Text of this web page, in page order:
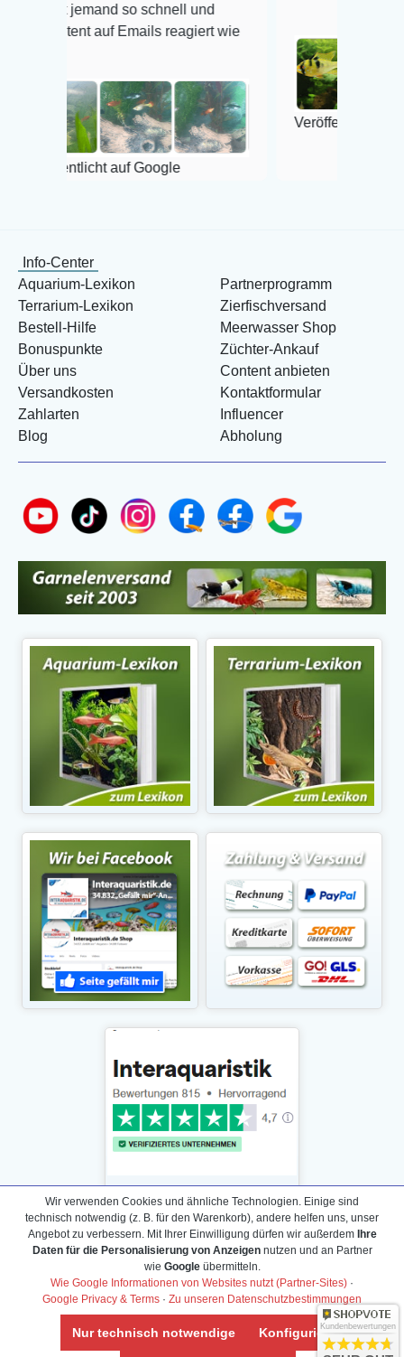
so schnell und
auf Emails reagiert wie
auf Google
Veröffentlicht auf Google
Info-Center
Aquarium-Lexikon
Terrarium-Lexikon
Bestell-Hilfe
Bonuspunkte
Über uns
Versandkosten
Zahlarten
Blog
Partnerprogramm
Zierfischversand
Meerwasser Shop
Züchter-Ankauf
Content anbieten
Kontaktformular
Influencer
Abholung
Daten­schutz­erklärung
Widerrufs­recht /Widerrufs­formular
AGB & Info
Impressum
Umwelt und Entsorgung
Wir verwenden Cookies und ähnliche Technologien. Einige sind
technisch notwendig (z. B. für den Warenkorb), andere helfen uns, unser
Angebot zu verbessern. Mit Ihrer Einwilligung dürfen wir außerdem Ihre
Daten für die Personalisierung von Anzeigennutzen und an Partner
wie Googleübermitteln.
Wie Google Informationen von Websites nutzt (Partner-Sites) ·
Google Privacy & Terms · Zu unseren Datenschutzbestimmungen
Nur technisch notwendige KonfigurierenKundenbewertungen